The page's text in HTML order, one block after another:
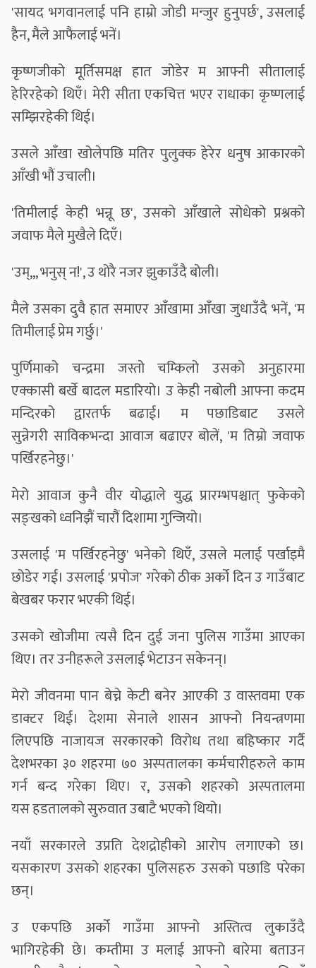
'सायद भगवानलाई पनि हाम्रो जोडी मन्जुर हुनुपर्छ', उसलाई
हैन, मैले आफैलाई भनें।
कृष्णजीको मूर्तिसमक्ष हात जोडेर म आफ्नी सीतालाई
हेरिरहेको थिएँ। मेरी सीता एकचित्त भएर राधाका कृष्णलाई
सम्झिरहेकी थिई।
उसले आँखा खोलेपछि मतिर पुलुक्क हेरेर धनुष आकारको
आँखी भौं उचाली।
'तिमीलाई केही भन्नू छ', उसकाे आँखाले सोधेको प्रश्नको
जवाफ मैले मुखैले दिएँ।
'उम्,,, भनुस् न!', उ थोरै नजर झुकाउँदै बोली।
मैले उसका दुवै हात समाएर आँखामा आँखा जुधाउँदै भनें, 'म
तिमीलाई प्रेम गर्छु।'
पुर्णिमाको चन्द्रमा जस्तो चम्किलो उसको अनुहारमा
एक्कासी बर्खे बादल मडारियो। उ केही नबोली आफ्ना कदम
मन्दिरको द्वारतर्फ बढाई। म पछाडिबाट उसले
सुन्नेगरी साविकभन्दा आवाज बढाएर बोलें, 'म तिम्रो जवाफ
पर्खिरहनेछु।'
मेरो आवाज कुनै वीर योद्धाले युद्ध प्रारम्भपश्चात् फुकेको
सङ्खको ध्वनिझैं चारौं दिशामा गुन्जियो।
उसलाई 'म पर्खिरहनेछु' भनेको थिएँ, उसले मलाई पर्खाइमै
छोडेर गई। उसलाई 'प्रपोज' गरेको ठीक अर्को दिन उ गाउँबाट
बेखबर फरार भएकी थिई।
उसको खोजीमा त्यसै दिन दुई जना पुलिस गाउँमा आएका
थिए। तर उनीहरूले उसलाई भेटाउन सकेनन्।
मेरो जीवनमा पान बेच्ने केटी बनेर आएकी उ वास्तवमा एक
डाक्टर थिई। देशमा सेनाले शासन आफ्नो नियन्त्रणमा
लिएपछि नाजायज सरकारको विरोध तथा बहिष्कार गर्दै
देशभरका ३० शहरमा ७० अस्पतालका कर्मचारीहरुले काम
गर्न बन्द गरेका थिए। र, उसको शहरको अस्पतालमा
यस हडतालको सुरुवात उबाटै भएको थियो।
नयाँ सरकारले उप्रति देशद्रोहीको आरोप लगाएको छ।
यसकारण उसको शहरका पुलिसहरु उसको पछाडि परेका
छन्।
उ एकपछि अर्को गाउँमा आफ्नो अस्तित्व लुकाउँदै
भागिरहेकी छे। कम्तीमा उ मलाई आफ्नो बारेमा बताउन